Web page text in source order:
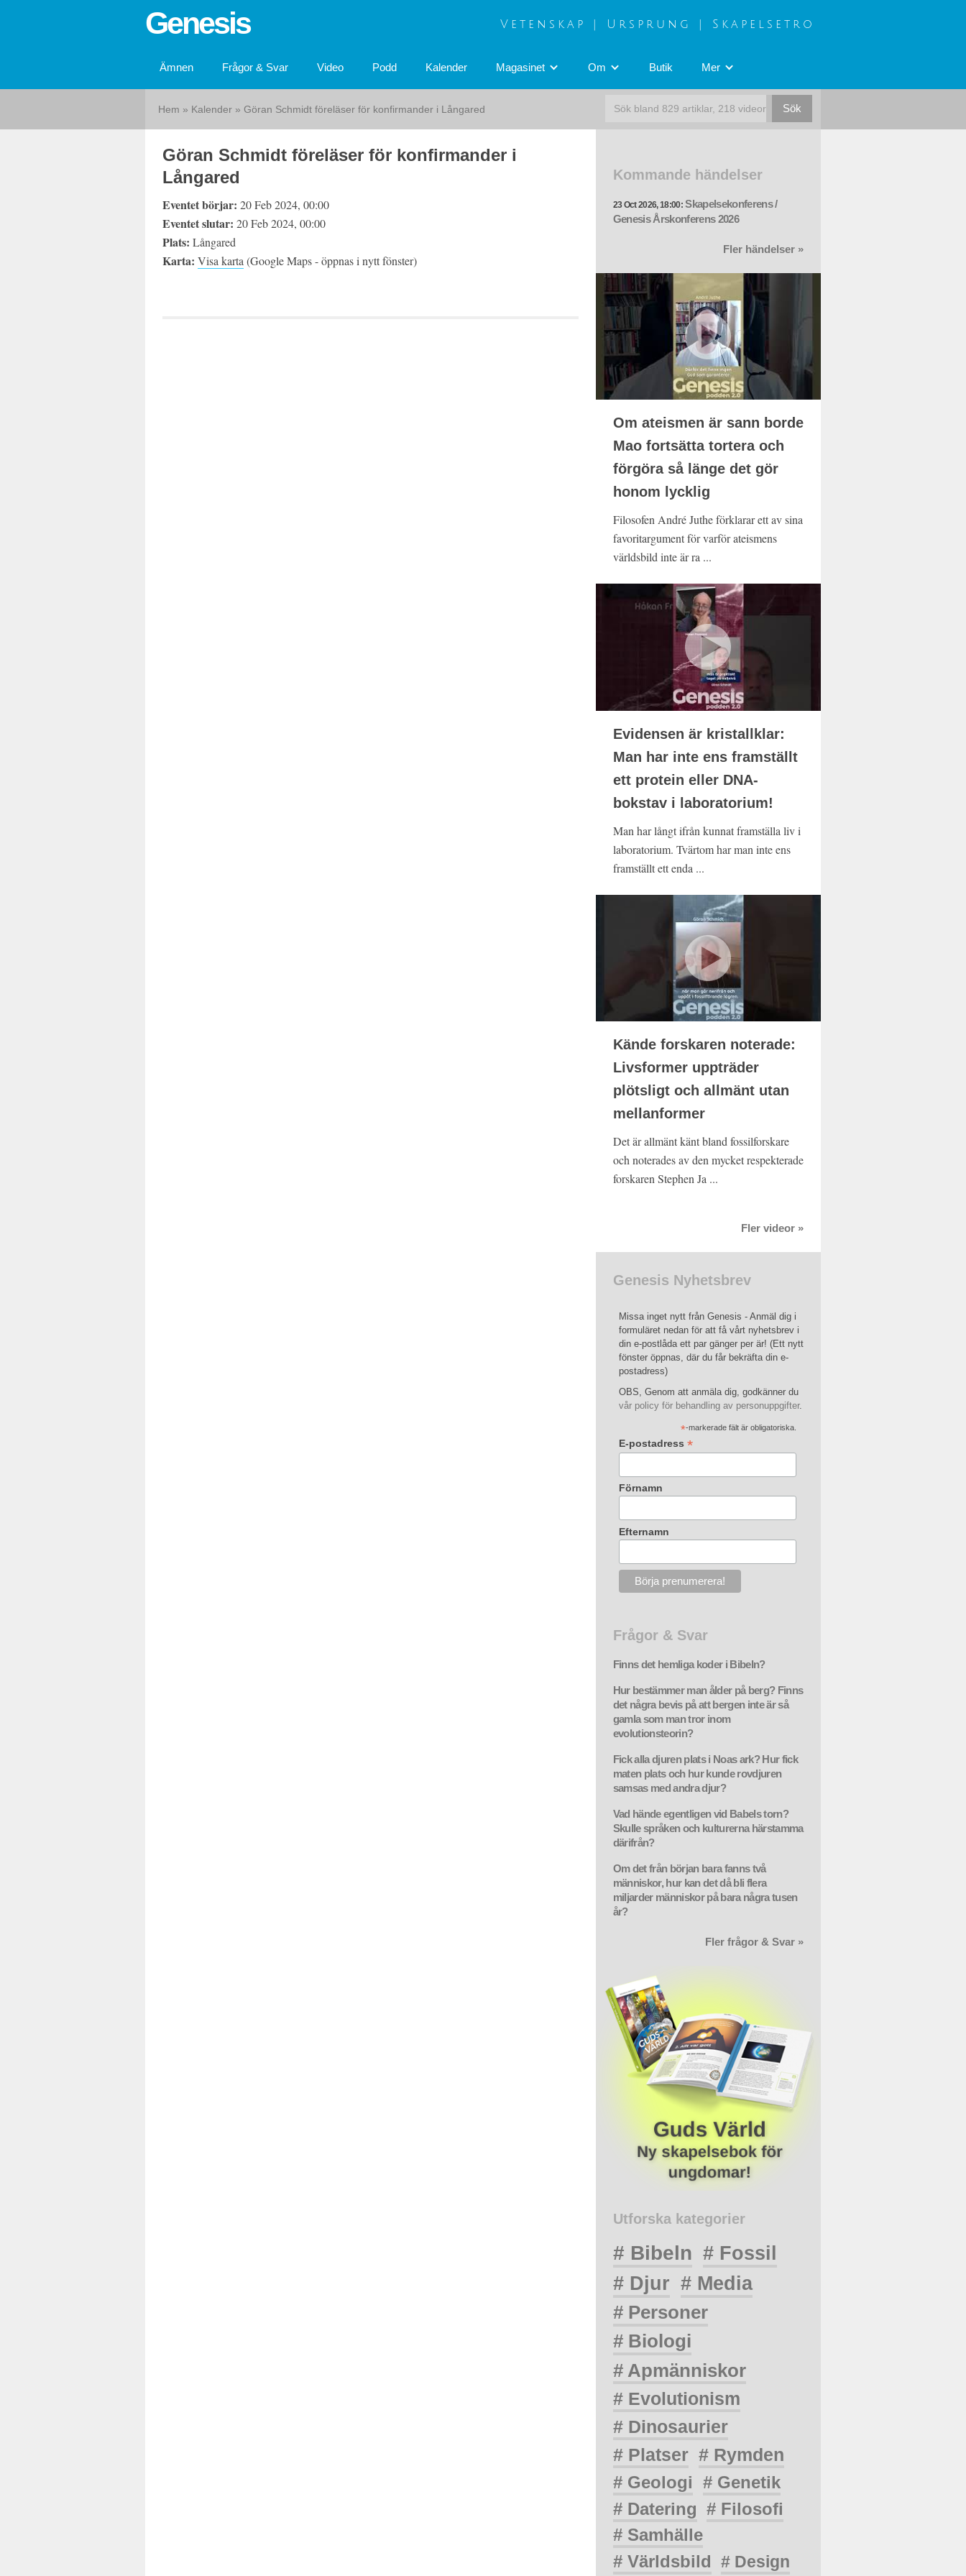
Genesis Vetenskap | Ursprung | Skapelsetro
Ämnen Frågor & Svar Video Podd Kalender Magasinet Om Butik Mer
Hem » Kalender » Göran Schmidt föreläser för konfirmander i Långared
Göran Schmidt föreläser för konfirmander i
Långared
Eventet börjar: 20 Feb 2024, 00:00
Eventet slutar: 20 Feb 2024, 00:00
Plats: Långared
Karta: Visa karta(Google Maps - öppnas i nytt fönster)
Kommande händelser
23 Oct 2026, 18:00: Skapelsekonferens /
Genesis Årskonferens 2026
Fler händelser »
Om ateismen är sann borde
Mao fortsätta tortera och
förgöra så länge det gör
honom lycklig
Filosofen André Juthe förklarar ett av sina
favoritargument för varför ateismens
världsbild inte är ra ...
Evidensen är kristallklar:
Man har inte ens framställt
ett protein eller DNA-
bokstav i laboratorium!
Man har långt ifrån kunnat framställa liv i
laboratorium. Tvärtom har man inte ens
framställt ett enda ...
Kände forskaren noterade:
Livsformer uppträder
plötsligt och allmänt utan
mellanformer
Det är allmänt känt bland fossilforskare
och noterades av den mycket respekterade
forskaren Stephen Ja ...
Fler videor »
Genesis Nyhetsbrev
Missa inget nytt från Genesis - Anmäl dig i
formuläret nedan för att få vårt nyhetsbrev i
din e-postlåda ett par gänger per är! (Ett nytt
fönster öppnas, där du får bekräfta din e-
postadress)
OBS, Genom att anmäla dig, godkänner du
vår policy för behandling av personuppgifter.
*-markerade fält är obligatoriska.
E-postadress *
Förnamn
Efternamn
Frågor & Svar
Finns det hemliga koder i Bibeln?
Hur bestämmer man ålder på berg? Finns
det några bevis på att bergen inte är så
gamla som man tror inom
evolutionsteorin?
Fick alla djuren plats i Noas ark? Hur fick
maten plats och hur kunde rovdjuren
samsas med andra djur?
Vad hände egentligen vid Babels torn?
Skulle språken och kulturerna härstamma
därifrån?
Om det från början bara fanns två
människor, hur kan det då bli flera
miljarder människor på bara några tusen
år?
Fler frågor & Svar »
Utforska kategorier
# Bibeln # Fossil
# Djur # Media
# Personer
# Biologi
# Apmänniskor
# Evolutionism
# Dinosaurier
# Platser # Rymden
# Geologi # Genetik
# Datering # Filosofi
# Samhälle
# Världsbild # Design